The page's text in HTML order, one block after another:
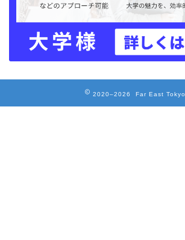
2020–2026 Far East Tokyo